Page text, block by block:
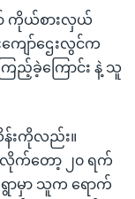
ကိုယ်စားလှယ်
ျော်ဌေးလွင်က
ြည့်ခဲ့ကြောင်း နဲ့ သူ
န်းကိုလည်း။
လိုက်တော့ ၂၀ ရက်
ာမှာ သူက ရောက်